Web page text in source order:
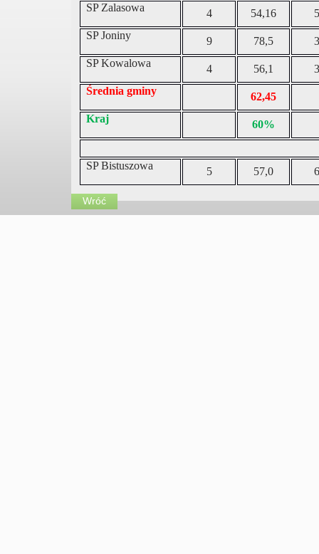
SP Zalasowa
4 54,16
5
SP Joniny
9 78,5
3
SP Kowalowa
4 56,1
3
Średnia gminy
62,45
Kraj
60%
SP Bistuszowa 5 57,0 6
Wróć